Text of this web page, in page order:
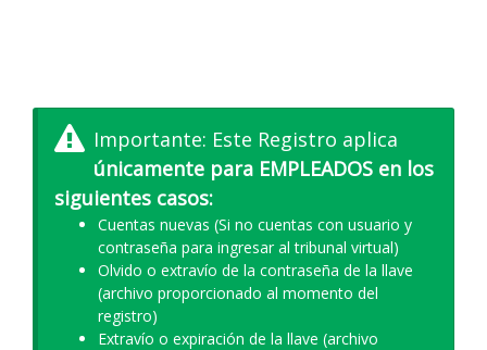
Importante: Este Registro aplica
únicamente para EMPLEADOS en los
siguientes casos:
Cuentas nuevas (Si no cuentas con usuario y
contraseña para ingresar altribunal virtual)
Olvido o extravío de la contraseña de la llave
(archivo proporcionado al momento del
registro)
Extravío o expiración de la llave (archivo